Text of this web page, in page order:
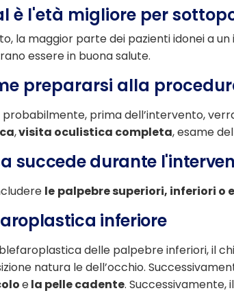
è l'età migliore per
la maggior parte dei pazienti idonei a
essere in buona salute.
prepararsi alla
probabilmente, prima dell’intervento,
,visita oculistica completa, esame
succede durante
le palpebre superiori, inferiori o
inferiore
delle palpebre inferiori, il
natura le dell’occhio.
ela pelle cadente. Successivamente,